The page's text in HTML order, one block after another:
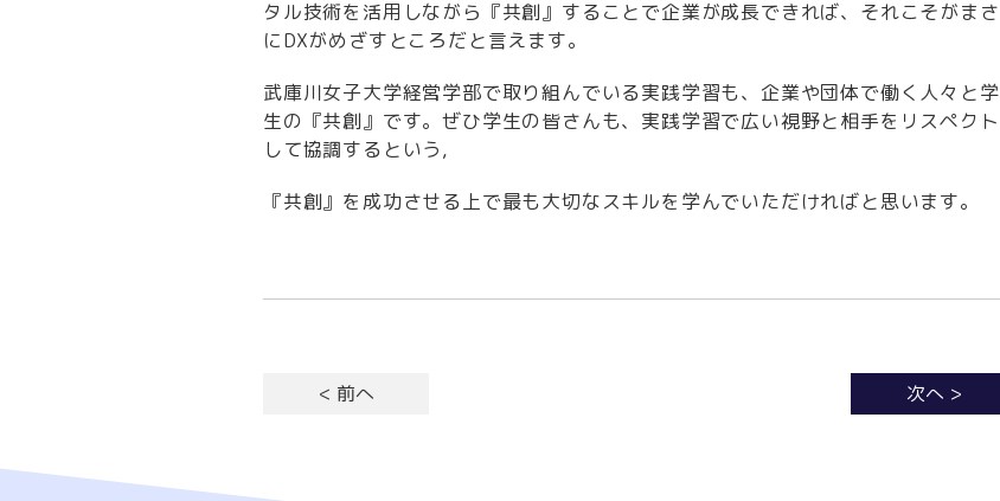
タル技術を活用しながら『共創』することで企業が成長できれば、それこそがまさ
にDXがめざすところだと言えます。
武庫川女子大学経営学部で取り組んでいる実践学習も、企業や団体で働く人々と学
生の『共創』です。ぜひ学生の皆さんも、実践学習で広い視野と相手をリスペクト
して協調するという,
『共創』を成功させる上で最も大切なスキルを学んでいただければと思います。
< 前へ 次へ >